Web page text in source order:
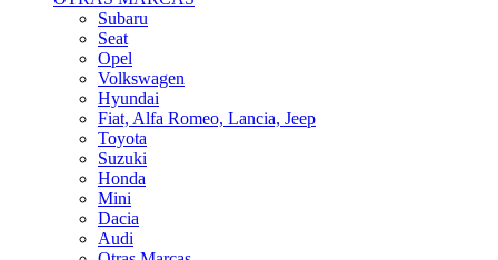
ALQUILER VEHÍCULOS
ALQUILER VEHÍCULOS
Ofertas
Búsquedas
PERSONAL
COPILOTOS
Copilotos Disponibles
Busqueda De Copilotos
MECANICOS
Mecánicos Disponibles
Búsqueda De Mecánicos
PIEZAS DE COMPETICIÓN
MECÁNICA